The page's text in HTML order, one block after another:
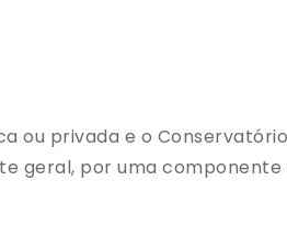
ou privada e o
geral, por uma